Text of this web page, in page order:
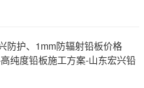
防护、1mm防辐射铅板价格
纯度铅板施工方案-山东宏兴铅